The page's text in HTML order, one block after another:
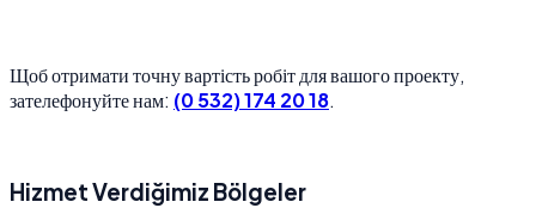
Щоб отримати точну вартість робіт для вашого проекту,
зателефонуйте нам: (0 532) 174 20 18.
Hizmet Verdiğimiz Bölgeler